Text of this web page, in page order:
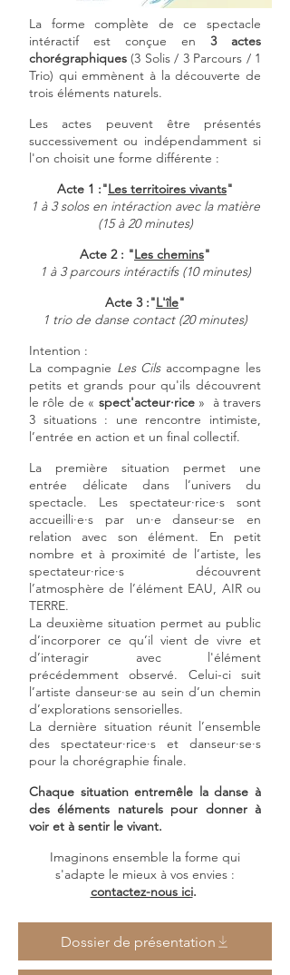
La forme complète de ce spectacle
intéractif est conçue en 3 actes
chorégraphiques(3 Solis / 3 Parcours / 1
Trio) qui emmènent à la découverte de
trois éléments naturels.
Les actes peuvent être présentés
successivement ou indépendamment si
l'on choisit une forme différente :
Acte 1 :"Les territoires vivants"
1 à 3 solos en intéraction avec la matière
(15 à 20 minutes)
Acte 2 : "Les chemins"
1 à 3 parcours intéractifs (10 minutes)
Acte 3 :"L'île"
1 trio de danse contact (20 minutes)
Intention :
La compagnie Les Cilsaccompagne les
petits et grands pour qu'ils découvrent
le rôle de « spect'acteur·rice » à travers
3 situations : une rencontre intimiste,
l’entrée en action et un final collectif.
La première situation permet une
entrée délicate dans l’univers du
spectacle. Les spectateur·rice·s sont
accueilli·e·s par un·e danseur·se en
relation avec son élément. En petit
nombre et à proximité de l’artiste, les
spectateur·rice·s découvrent
l’atmosphère de l’élément EAU, AIR ou
TERRE.
La deuxième situation permet au public
d’incorporer ce qu’il vient de vivre et
d’interagir avec l'élément
précédemment observé. Celui-ci suit
l’artiste danseur·se au sein d’un chemin
d’explorations sensorielles.
La dernière situation réunit l’ensemble
des spectateur·rice·s et danseur·se·s
pour la chorégraphie finale.
Chaque situation entremêle la danse à
des éléments naturels pour donner à
voir et à sentir le vivant.
Imaginons ensemble la forme qui
s'adapte le mieux à vos envies :
contactez-nous ici.
Dossier de présentation